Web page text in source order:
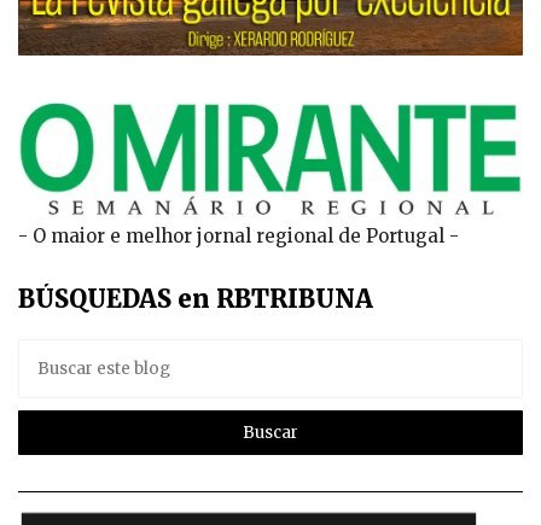
- O maior e melhor jornal regional de Portugal -
BÚSQUEDAS en RBTRIBUNA